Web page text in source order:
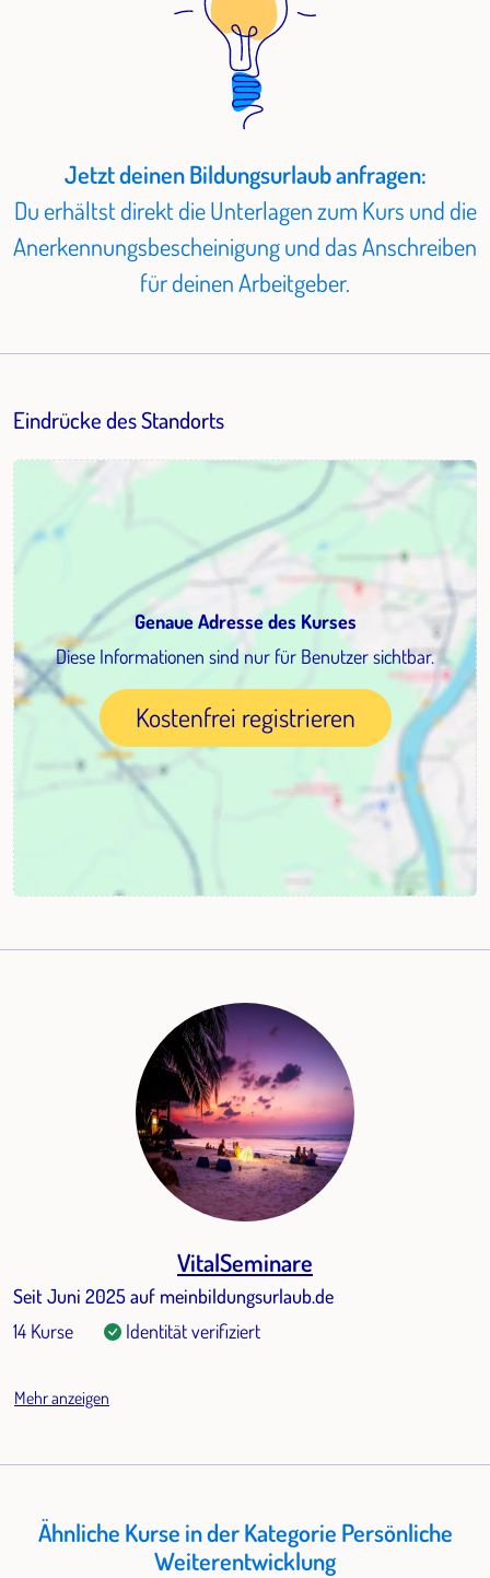
Jetzt deinen Bildungsurlaub anfragen:
Du erhältst direkt die Unterlagen zum Kurs und die
Anerkennungsbescheinigung und das Anschreiben
für deinen Arbeitgeber.
Eindrücke des Standorts
Genaue Adresse des Kurses
Diese Informationen sind nur für Benutzer sichtbar.
Kostenfrei registrieren
VitalSeminare
Seit Juni 2025 auf meinbildungsurlaub.de
14 Kurse
Identität verifiziert
Mehr anzeigen
Ähnliche Kurse in der Kategorie Persönliche
Weiterentwicklung